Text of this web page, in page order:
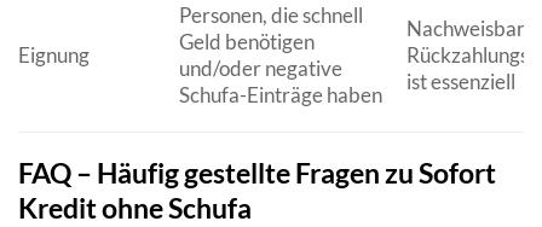
Eignung
Personen, die schnell
Geld benötigen
und/oder negative
Schufa-Einträge haben
Nachweisbare
ist essenziell
FAQ – Häufig gestellte Fragen zu Sofort
Kredit ohne Schufa